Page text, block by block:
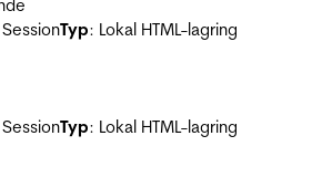
Typ: Lokal HTML-lagring
Typ: Lokal HTML-lagring